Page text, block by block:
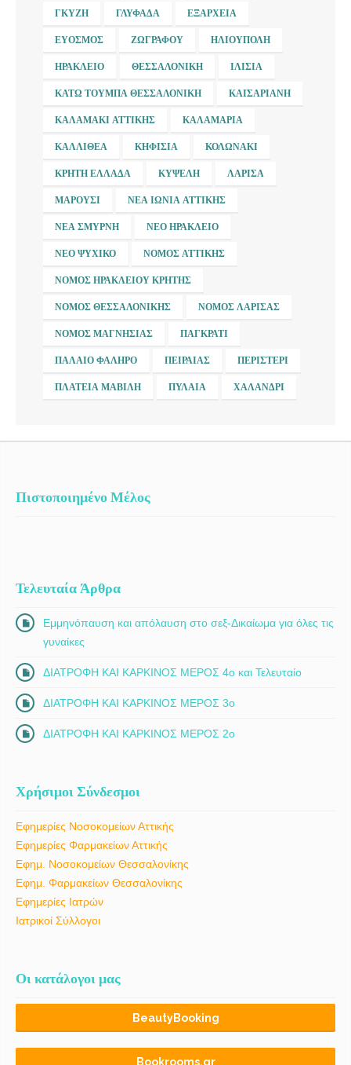
ΓΚΎΖΗ ΓΛΥΦΆΔΑ ΕΞΆΡΧΕΙΑ
ΕΎΟΣΜΟΣ ΖΩΓΡΆΦΟΥ ΗΛΙΟΎΠΟΛΗ
ΗΡΆΚΛΕΙΟ ΘΕΣΣΑΛΟΝΊΚΗ ΙΛΊΣΙΑ
ΚΆΤΩ ΤΟΎΜΠΑ ΘΕΣΣΑΛΟΝΊΚΗ ΚΑΙΣΑΡΙΑΝΉ
ΚΑΛΑΜΆΚΙ ΑΤΤΙΚΉΣ ΚΑΛΑΜΑΡΙΆ
ΚΑΛΛΙΘΈΑ ΚΗΦΙΣΙΆ ΚΟΛΩΝΆΚΙ
ΚΡΉΤΗ ΕΛΛΆΔΑ ΚΥΨΈΛΗ ΛΆΡΙΣΑ
ΜΑΡΟΎΣΙ ΝΈΑ ΙΩΝΊΑ ΑΤΤΙΚΉΣ
ΝΈΑ ΣΜΎΡΝΗ ΝΈΟ ΗΡΆΚΛΕΙΟ
ΝΈΟ ΨΥΧΙΚΌ ΝΟΜΌΣ ΑΤΤΙΚΉΣ
ΝΟΜΌΣ ΗΡΑΚΛΕΊΟΥ ΚΡΉΤΗΣ
ΝΟΜΌΣ ΘΕΣΣΑΛΟΝΊΚΗΣ ΝΟΜΌΣ ΛΆΡΙΣΑΣ
ΝΟΜΌΣ ΜΑΓΝΗΣΊΑΣ ΠΑΓΚΡΆΤΙ
ΠΑΛΑΙΌ ΦΆΛΗΡΟ ΠΕΙΡΑΙΆΣ ΠΕΡΙΣΤΈΡΙ
ΠΛΑΤΕΊΑ ΜΑΒΊΛΗ ΠΥΛΑΊΑ ΧΑΛΆΝΔΡΙ
Πιστοποιημένο Μέλος
Τελευταία Άρθρα
Εμμηνόπαυση και απόλαυση στο σεξ-Δικαίωμα για όλες τις
γυναίκες
ΔΙΑΤΡΟΦΗ ΚΑΙ ΚΑΡΚΙΝΟΣ ΜΕΡΟΣ 4ο και Τελευταίο
ΔΙΑΤΡΟΦΗ ΚΑΙ ΚΑΡΚΙΝΟΣ ΜΕΡΟΣ 3ο
ΔΙΑΤΡΟΦΗ ΚΑΙ ΚΑΡΚΙΝΟΣ ΜΕΡΟΣ 2ο
Χρήσιμοι Σύνδεσμοι
Εφημερίες Νοσοκομείων Αττικής
Εφημερίες Φαρμακείων Αττικής
Εφημ. Νοσοκομείων Θεσσαλονίκης
Εφημ. Φαρμακείων Θεσσαλονίκης
Εφημερίες Ιατρών
Ιατρικοί Σύλλογοι
Οι κατάλογοι μας
BeautyBooking
Bookrooms.gr